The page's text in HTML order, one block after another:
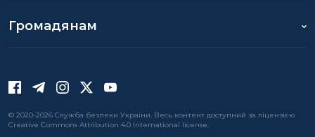
Громадянам
© 2020-2026 Служба безпеки України. Весь контент доступний за ліцензією
Creative Commons Attribution 4.0 International license.